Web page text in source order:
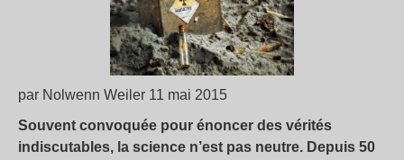
par Nolwenn Weiler 11 mai 2015
Souvent convoquée pour énoncer des vérités
indiscutables, la science n’est pas neutre. Depuis 50